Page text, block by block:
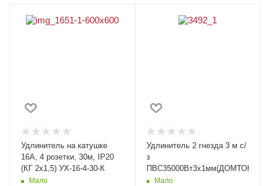
Удлинитель на катушке
16А, 4 розетки, 30м, IP20
(КГ 2х1,5) УХ-16-4-30-К
Мало
Удлинитель 2 гнезда 3 м с/
з
ПВС35000Вт3х1мм(ДОМТОК)
Мало